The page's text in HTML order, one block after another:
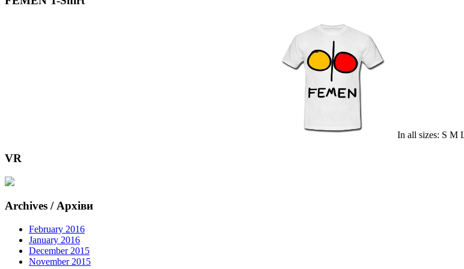
In all sizes: S
VR
Archives / Архіви
February 2016
January 2016
December 2015
November 2015